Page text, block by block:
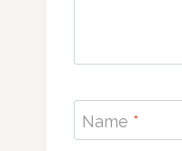
Name *